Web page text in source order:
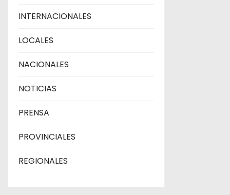
INTERNACIONALES
LOCALES
NACIONALES
NOTICIAS
PRENSA
PROVINCIALES
REGIONALES